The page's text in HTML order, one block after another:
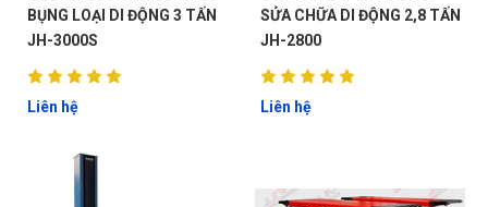
BỤNG LOẠI DI ĐỘNG 3 TẤN
JH-3000S
Liên hệ
SỬA CHỮA DI ĐỘNG 2,8 TẤN
JH-2800
Liên hệ